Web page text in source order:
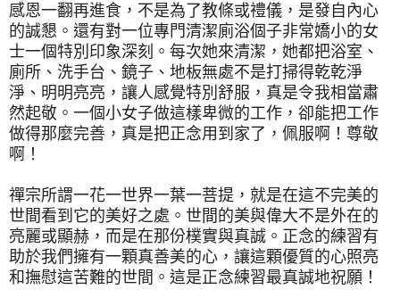
感恩一翻再進食，不是為了教條或禮儀，是發自內心
的誠懇。還有對一位專門清潔廁浴個子非常嬌小的女
士一個特別印象深刻。每次她來清潔，她都把浴室、
廁所、洗手台、鏡子、地板無處不是打掃得乾乾淨
淨、明明亮亮，讓人感覺特別舒服，真是令我相當肅
然起敬。一個小女子做這樣卑微的工作，卻能把工作
做得那麼完善，真是把正念用到家了，佩服啊！尊敬
啊！
禪宗所謂一花一世界一葉一菩提，就是在這不完美的
世間看到它的美好之處。世間的美與偉大不是外在的
亮麗或顯赫，而是在那份樸實與真誠。正念的練習有
助於我們擁有一顆真善美的心，讓這顆優質的心照亮
和撫慰這苦難的世間。這是正念練習最真誠地祝願！